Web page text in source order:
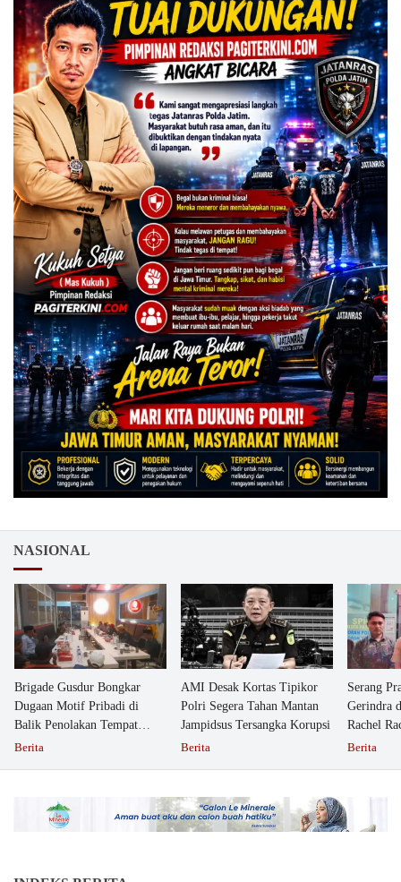
NASIONAL
Brigade Gusdur Bongkar
Dugaan Motif Pribadi di
Balik Penolakan Tempat
Ibadah GKJW Bangil
Berita
AMI Desak Kortas Tipikor
Polri Segera Tahan Mantan
Jampidsus Tersangka Korupsi
Berita
Serang
Gerindra
Rachel
Berita